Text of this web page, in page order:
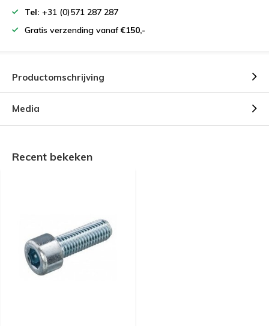
Tel: +31 (0)571 287 287
Gratis verzending vanaf€150,-
Productomschrijving
Media
Recent bekeken